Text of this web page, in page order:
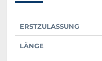
ERSTZULASSUNG
LÄNGE